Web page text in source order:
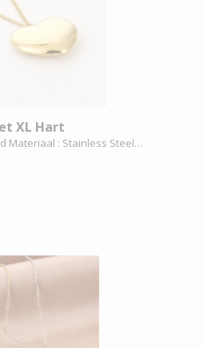
XL Hart
Materiaal : Stainless Steel…